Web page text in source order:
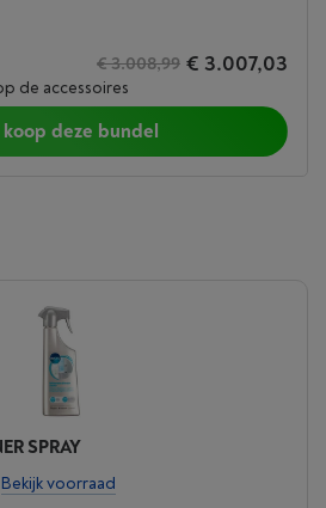
€ 3.008,99 € 3.007,03
de accessoires
koop deze bundel
SPRAY
Bekijk voorraad